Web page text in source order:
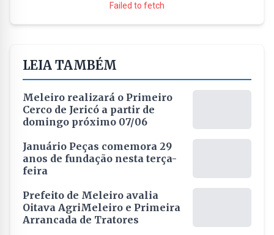
Failed to fetch
LEIA TAMBÉM
Meleiro realizará o Primeiro
Cerco de Jericó a partir de
domingo próximo 07/06
Januário Peças comemora 29
anos de fundação nesta terça-
feira
Prefeito de Meleiro avalia
Oitava AgriMeleiro e Primeira
Arrancada de Tratores